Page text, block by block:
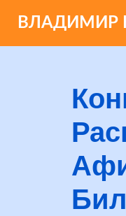
ВЛАДИМИР